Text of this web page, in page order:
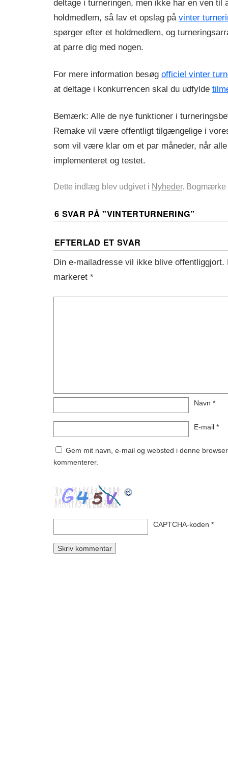
deltage i turneringen, men ikke har en ven til
holdmedlem, så lav et opslag på vinter
spørger efter et holdmedlem, og
at parre dig med nogen.
For mere information besøg officiel vinter
at deltage i konkurrencen skal du udfylde
Bemærk: Alle de nye funktioner i
Remake vil være offentligt tilgængelige i
som vil være klar om et par måneder, når
implementeret og testet.
Dette indlæg blev udgivet i Nyheder. Bogmærke
6 SVAR PÅ "VINTERTURNERING”
EFTERLAD ET SVAR
Din e-mailadresse vil ikke blive offentliggjort.
markeret *
Navn *
E-mail *
Gem mit navn, e-mail og websted i denne
kommenterer.
CAPTCHA-koden *